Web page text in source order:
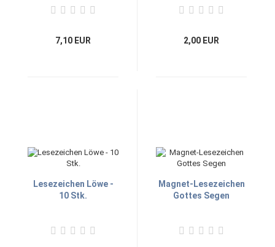
7,10 EUR 2,00 EUR
Lesezeichen Löwe -
10 Stk.
Magnet-Lesezeichen
Gottes Segen